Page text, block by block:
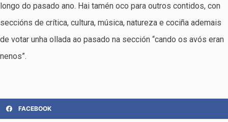
longo do pasado ano. Hai tamén oco para outros contidos, con
seccións de crítica, cultura, música, natureza e cociña ademais
de votar unha ollada ao pasado na sección “cando os avós eran
nenos”.
FACEBOOK